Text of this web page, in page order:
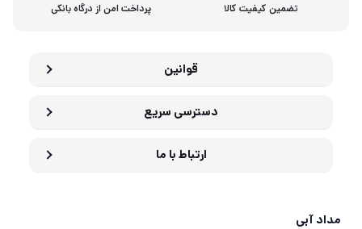
تضمین کیفیت کالا پرداخت امن از درگاه بانکی
قوانین
دسترسی سریع
ارتباط با ما
مداد آبی